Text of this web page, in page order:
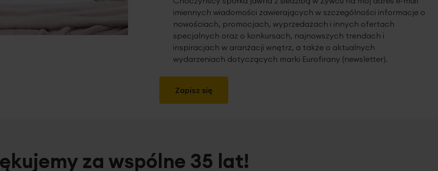
Zapisz się
imiennych wiadomości zawierających w szczególności informacje o
nowościach, promocjach, wyprzedażach i innych ofertach
specjalnych oraz o konkursach, najnowszych trendach i
inspiracjach w aranżacji wnętrz, a także o aktualnych
wydarzeniach dotyczących marki Eurofirany (newsletter).
za wspólne 35 lat!